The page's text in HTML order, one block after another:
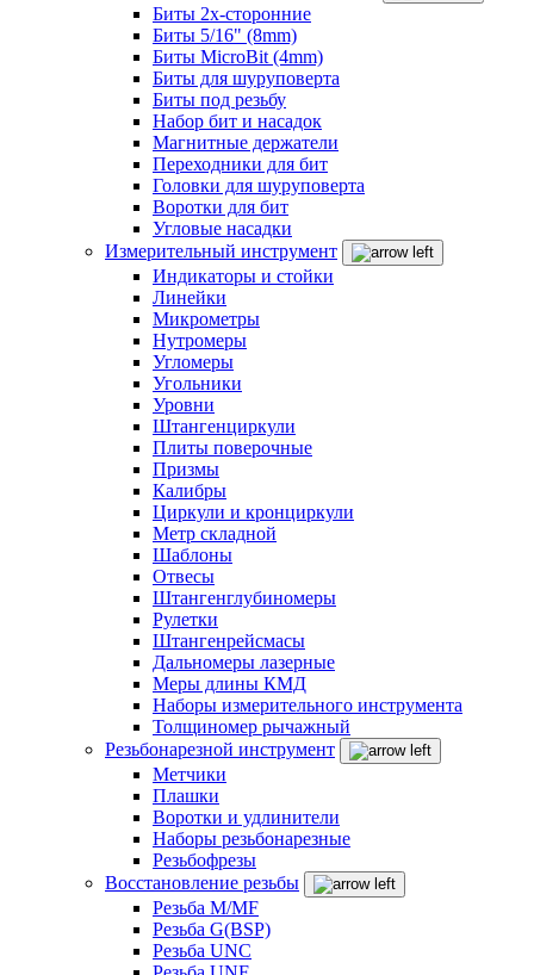
Биты 2х-сторонние
Биты 5/16" (8mm)
Биты MicroBit (4mm)
Биты для шуруповерта
Биты под резьбу
Набор бит и насадок
Магнитные держатели
Переходники для бит
Головки для шуруповерта
Воротки для бит
Угловые насадки
Измерительный инструмент
Индикаторы и стойки
Линейки
Микрометры
Нутромеры
Угломеры
Угольники
Уровни
Штангенциркули
Плиты поверочные
Призмы
Калибры
Циркули и кронциркули
Метр складной
Шаблоны
Отвесы
Штангенглубиномеры
Рулетки
Штангенрейсмасы
Дальномеры лазерные
Меры длины КМД
Наборы измерительного инструмента
Толщиномер рычажный
Резьбонарезной инструмент
Метчики
Плашки
Воротки и удлинители
Наборы резьбонарезные
Резьбофрезы
Восстановление резьбы
Резьба M/MF
Резьба G(BSP)
Резьба UNC